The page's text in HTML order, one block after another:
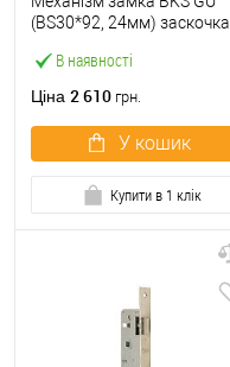
В наявності
(BS30*92, 24мм) заскочка
Ціна 2 610 грн.
У кошик
Купити в 1 клік